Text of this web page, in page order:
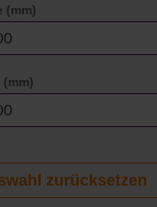
(mm)
(mm)
zurücksetzen